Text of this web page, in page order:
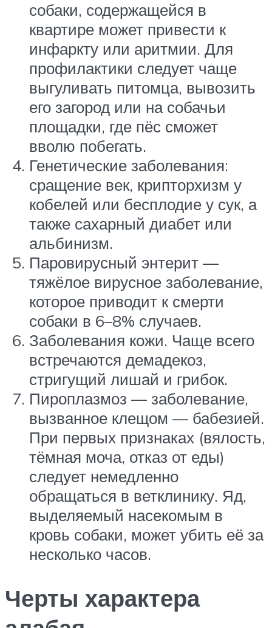
собаки, содержащейся в
квартире может привести к
инфаркту или аритмии. Для
профилактики следует чаще
выгуливать питомца, вывозить
его загород или на собачьи
площадки, где пёс сможет
вволю побегать.
Генетические заболевания:
сращение век, крипторхизм у
кобелей или бесплодие у сук, а
также сахарный диабет или
альбинизм.
Паровирусный энтерит —
тяжёлое вирусное заболевание,
которое приводит к смерти
собаки в 6–8% случаев.
Заболевания кожи. Чаще всего
встречаются демадекоз,
стригущий лишай и грибок.
Пироплазмоз — заболевание,
вызванное клещом — бабезией.
При первых признаках (вялость,
тёмная моча, отказ от еды)
следует немедленно
обращаться в ветклинику. Яд,
выделяемый насекомым в
кровь собаки, может убить её за
несколько часов.
Черты характера